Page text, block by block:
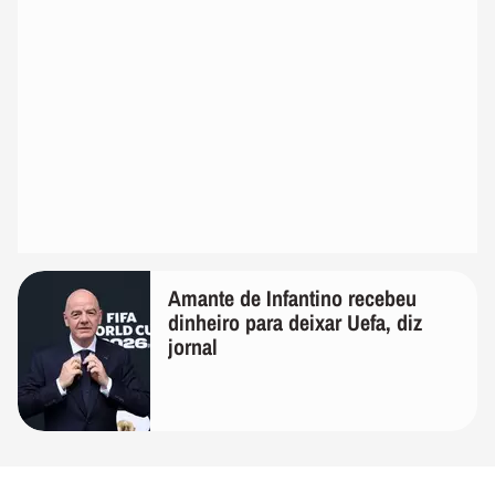
Amante de Infantino recebeu
dinheiro para deixar Uefa, diz
jornal